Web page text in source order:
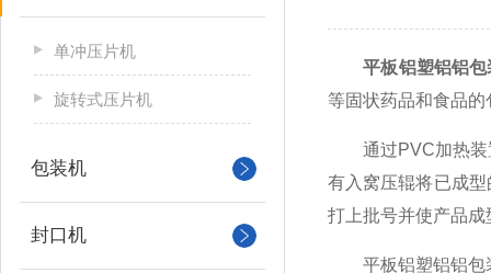
单冲压片机
旋转式压片机
包装机
封口机
平板铝塑铝铝包
等固状药品和食品的
通过PVC加热装置
有入窝压辊将已成
打上批号并使产品成
平板铝塑铝铝包装